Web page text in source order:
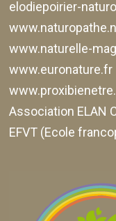
elodiepoirier-
www.naturelle-
www.euronature.fr
Association ELAN
EFVT (Ecole